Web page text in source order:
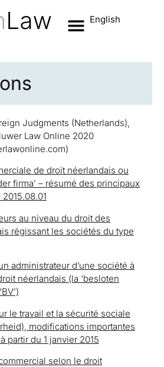
English
Judgments (Netherlands),
Law Online 2020
de droit néerlandais ou
firma’ – résumé des principaux
au niveau du droit des
régissant les sociétés du type
administrateur d’une société à
néerlandais (la ‘besloten
le travail et la sécurité sociale
modifications importantes
partir du 1 janvier 2015
selon le droit